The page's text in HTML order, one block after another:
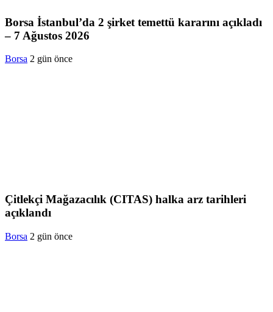
Borsa İstanbul’da 2 şirket temettü kararını açıkladı
– 7 Ağustos 2026
Borsa 2 gün önce
Çitlekçi Mağazacılık (CITAS) halka arz tarihleri
açıklandı
Borsa 2 gün önce